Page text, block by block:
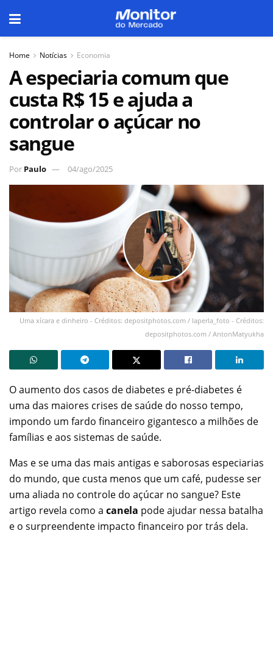
Home Notícias Economia
A especiaria comum que
custa R$ 15 e ajuda a
controlar o açúcar no
sangue
Por Paulo 04/ago/2025
Uma xícara e dinheiro - Créditos: depositphotos.com / laperla_foto - Créditos:
depositphotos.com / AntonMatyukha
O aumento dos casos de diabetes e pré-diabetes é
uma das maiores crises de saúde do nosso tempo,
impondo um fardo financeiro gigantesco a milhões de
famílias e aos sistemas de saúde.
Mas e se uma das mais antigas e saborosas especiarias
do mundo, que custa menos que um café, pudesse ser
uma aliada no controle do açúcar no sangue? Este
artigo revela como a canela pode ajudar nessa batalha
e o surpreendente impacto financeiro por trás dela.